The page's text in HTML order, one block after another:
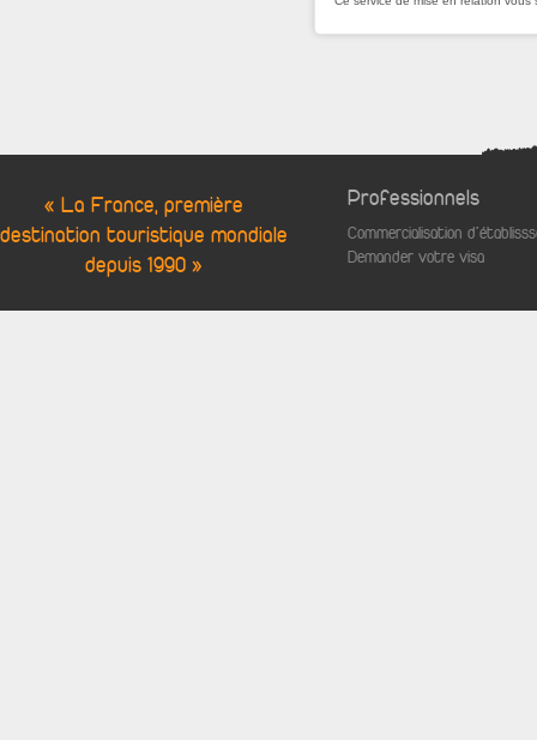
« La France, première
destination touristique mondiale
depuis 1990 »
Professionnels
Commercialisation
Demander votre visa